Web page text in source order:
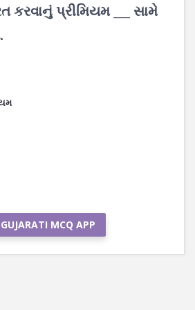
કરવાનું પ્રીમિયમ ___ સામે
MCQ APP